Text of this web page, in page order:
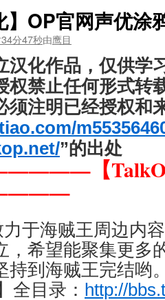
】OP官网声优
分47秒由鹰目
汉化作品，仅供学
权禁止任何形式转
须注明已经授权和
”的出处
【TalkOP
于海贼王周边内
，希望能聚集更多
持到海贼王完结哟
全目录： http://